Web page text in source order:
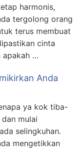
harmonis,
tergolong orang
terus membuat
cinta
apakah …
Anda
ya kok tiba-
mulai
selingkuhan.
mengetikkan